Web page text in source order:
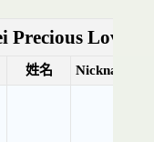
Love
姓名 Nickname